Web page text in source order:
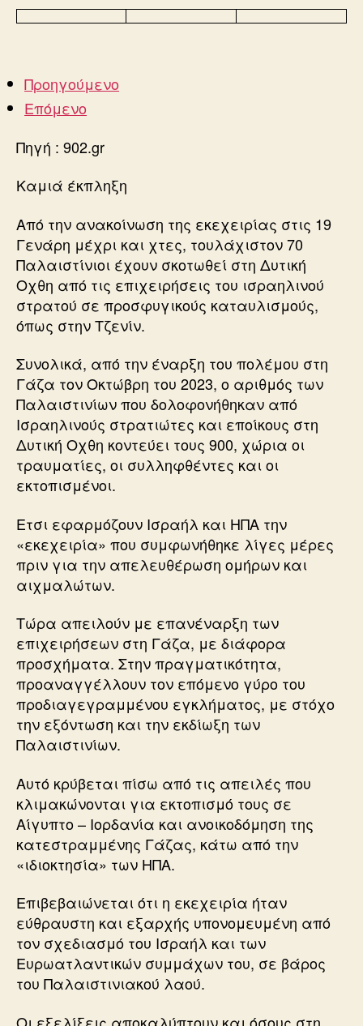
Προηγούμενο
Επόμενο
Πηγή : 902.gr
Καμιά έκπληξη
Από την ανακοίνωση της εκεχειρίας στις 19
Γενάρη μέχρι και χτες, τουλάχιστον 70
Παλαιστίνιοι έχουν σκοτωθεί στη Δυτική
Οχθη από τις επιχειρήσεις του ισραηλινού
στρατού σε προσφυγικούς καταυλισμούς,
όπως στην Τζενίν.
Συνολικά, από την έναρξη του πολέμου στη
Γάζα τον Οκτώβρη του 2023, ο αριθμός των
Παλαιστινίων που δολοφονήθηκαν από
Ισραηλινούς στρατιώτες και εποίκους στη
Δυτική Οχθη κοντεύει τους 900, χώρια οι
τραυματίες, οι συλληφθέντες και οι
εκτοπισμένοι.
Ετσι εφαρμόζουν Ισραήλ και ΗΠΑ την
«εκεχειρία» που συμφωνήθηκε λίγες μέρες
πριν για την απελευθέρωση ομήρων και
αιχμαλώτων.
Τώρα απειλούν με επανέναρξη των
επιχειρήσεων στη Γάζα, με διάφορα
προσχήματα. Στην πραγματικότητα,
προαναγγέλλουν τον επόμενο γύρο του
προδιαγεγραμμένου εγκλήματος, με στόχο
την εξόντωση και την εκδίωξη των
Παλαιστινίων.
Αυτό κρύβεται πίσω από τις απειλές που
κλιμακώνονται για εκτοπισμό τους σε
Αίγυπτο – Ιορδανία και ανοικοδόμηση της
κατεστραμμένης Γάζας, κάτω από την
«ιδιοκτησία» των ΗΠΑ.
Επιβεβαιώνεται ότι η εκεχειρία ήταν
εύθραυστη και εξαρχής υπονομευμένη από
τον σχεδιασμό του Ισραήλ και των
Ευρωατλαντικών συμμάχων του, σε βάρος
του Παλαιστινιακού λαού.
Οι εξελίξεις αποκαλύπτουν και όσους στη